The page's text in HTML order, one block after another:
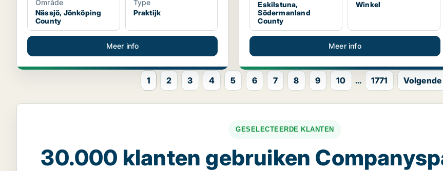
Område
Nässjö, Jönköping
County
Type
Praktijk
Meer info
Eskilstuna,
Södermanland
County
Winkel
Meer info
1 2 3 4 5 6 7 8 9 10 ... 1771 Volgende
GESELECTEERDE KLANTEN
30.000 klanten gebruiken